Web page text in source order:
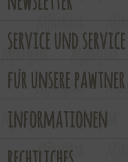
service und service
für unsere pawtner
informationen